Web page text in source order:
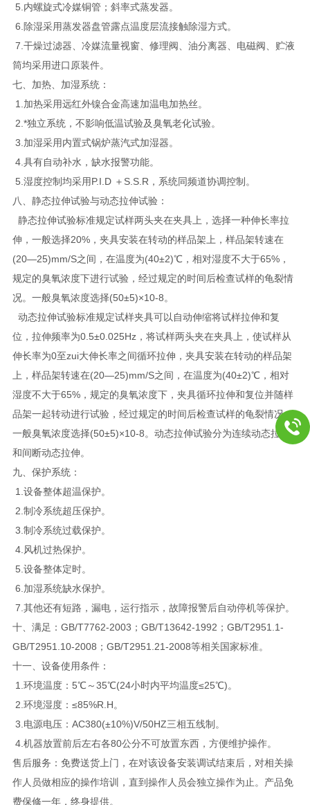
5.内螺旋式冷媒铜管；斜率式蒸发器。
6.除湿采用蒸发器盘管露点温度层流接触除湿方式。
7.干燥过滤器、冷媒流量视窗、修理阀、油分离器、电磁阀、贮液
筒均采用进口原装件。
七、加热、加湿系统：
1.加热采用远红外镍合金高速加温电加热丝。
2.*独立系统，不影响低温试验及臭氧老化试验。
3.加湿采用内置式锅炉蒸汽式加湿器。
4.具有自动补水，缺水报警功能。
5.湿度控制均采用P.I.D ＋S.S.R，系统同频道协调控制。
八、静态拉伸试验与动态拉伸试验：
静态拉伸试验标准规定试样两头夹在夹具上，选择一种伸长率拉
伸，一般选择20%，夹具安装在转动的样品架上，样品架转速在
(20—25)mm/S之间，在温度为(40±2)℃，相对湿度不大于65%，
规定的臭氧浓度下进行试验，经过规定的时间后检查试样的龟裂情
况。一般臭氧浓度选择(50±5)×10-8。
动态拉伸试验标准规定试样夹具可以自动伸缩将试样拉伸和复
位，拉伸频率为0.5±0.025Hz，将试样两头夹在夹具上，使试样从
伸长率为0至zui大伸长率之间循环拉伸，夹具安装在转动的样品架
上，样品架转速在(20—25)mm/S之间，在温度为(40±2)℃，相对
湿度不大于65%，规定的臭氧浓度下，夹具循环拉伸和复位并随样
品架一起转动进行试验，经过规定的时间后检查试样的龟裂情况。
一般臭氧浓度选择(50±5)×10-8。动态拉伸试验分为连续动态拉伸
和间断动态拉伸。
九、保护系统：
1.设备整体超温保护。
2.制冷系统超压保护。
3.制冷系统过载保护。
4.风机过热保护。
5.设备整体定时。
6.加湿系统缺水保护。
7.其他还有短路，漏电，运行指示，故障报警后自动停机等保护。
十、满足：GB/T7762-2003；GB/T13642-1992；GB/T2951.1-
GB/T2951.10-2008；GB/T2951.21-2008等相关国家标准。
十一、设备使用条件：
1.环境温度：5℃～35℃(24小时内平均温度≤25℃)。
2.环境湿度：≤85%R.H。
3.电源电压：AC380(±10%)V/50HZ三相五线制。
4.机器放置前后左右各80公分不可放置东西，方便维护操作。
售后服务：免费送货上门，在对该设备安装调试结束后，对相关操
作人员做相应的操作培训，直到操作人员会独立操作为止。产品免
费保修一年，终身提供。